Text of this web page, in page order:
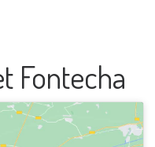
Fontecha